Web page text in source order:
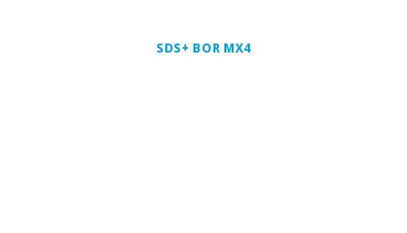
SDS+ BOR MX4